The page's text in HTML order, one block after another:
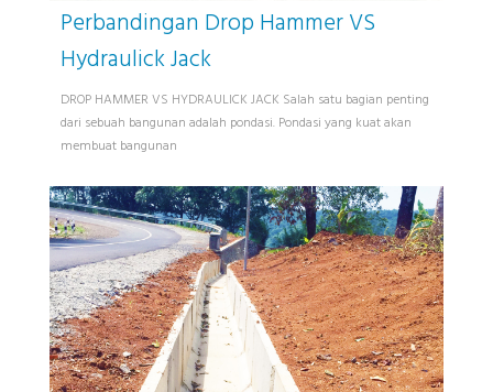
Perbandingan Drop Hammer VS
Hydraulick Jack
DROP HAMMER VS HYDRAULICK JACK Salah satu bagian penting
dari sebuah bangunan adalah pondasi. Pondasi yang kuat akan
membuat bangunan